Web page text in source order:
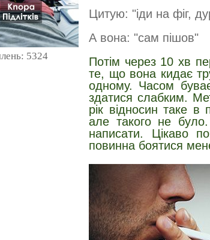
5324
Цитую: "іди на фіг,
А вона: "сам пішов"
Потім через 10 хв
те, що вона кидає
одному. Часом
здатися слабким.
рік відносин таке
але такого не
написати. Цікаво
повинна боятися